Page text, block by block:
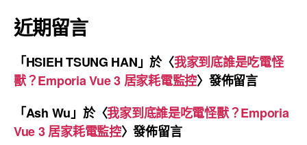
近期留言
「HSIEH TSUNG HAN 」於〈我家到底誰是吃電怪
獸？Emporia Vue 3 居家耗電監控〉發佈留言
「Ash Wu 」於〈我家到底誰是吃電怪獸？Emporia
Vue 3 居家耗電監控〉發佈留言